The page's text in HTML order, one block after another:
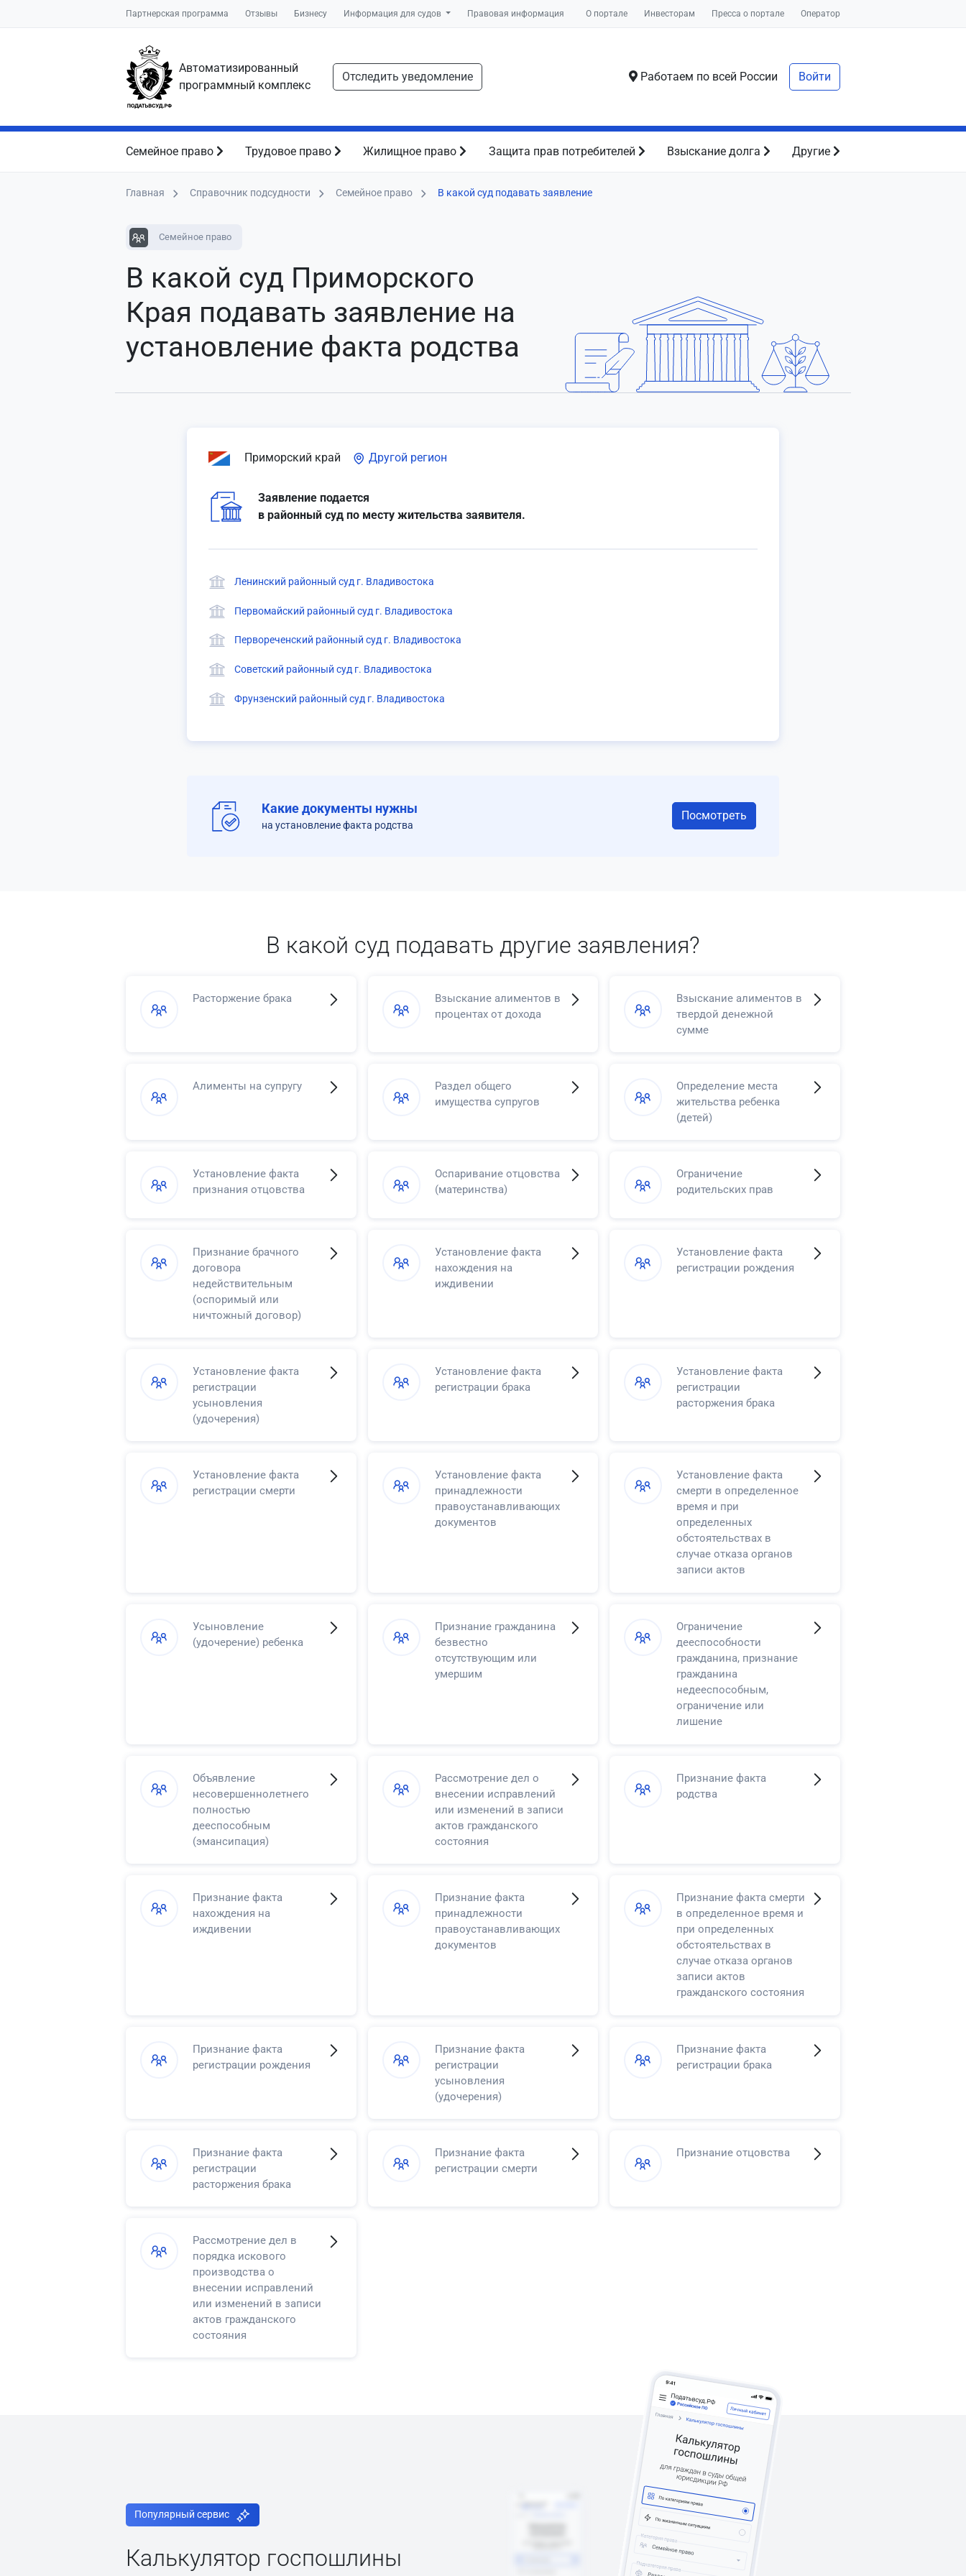
Партнерская программа Отзывы Бизнесу Информация для судов Правовая информация О портале Инвесторам Пресса о портале Оператор
Автоматизированный
программный комплекс
Отследить уведомление Работаем по всей России Войти
Семейное право Трудовое право Жилищное право Защита прав потребителей Взыскание долга Другие
Главная Справочник подсудности Семейное право В какой суд подавать заявление
Семейное право
В какой суд Приморского
Края подавать заявление на
установление факта родства
Приморский край Другой регион
Заявление подается
в районный суд по месту жительства заявителя.
Ленинский районный суд г. Владивостока
Первомайский районный суд г. Владивостока
Первореченский районный суд г. Владивостока
Советский районный суд г. Владивостока
Фрунзенский районный суд г. Владивостока
Какие документы нужны
на установление факта родства
Посмотреть
В какой суд подавать другие заявления?
Расторжение брака
Взыскание алиментов в
процентах от дохода
Взыскание алиментов в
твердой денежной
сумме
Алименты на супругу
Раздел общего
имущества супругов
Определение места
жительства ребенка
(детей)
Установление факта
признания отцовства
Оспаривание отцовства
(материнства)
Ограничение
родительских прав
Признание брачного
договора
недействительным
(оспоримый или
ничтожный договор)
Установление факта
нахождения на
иждивении
Установление факта
регистрации рождения
Установление факта
регистрации
усыновления
(удочерения)
Установление факта
регистрации брака
Установление факта
регистрации
расторжения брака
Установление факта
регистрации смерти
Установление факта
принадлежности
правоустанавливающих
документов
Установление факта
смерти в определенное
время и при
определенных
обстоятельствах в
случае отказа органов
записи актов
Усыновление
(удочерение) ребенка
Признание гражданина
безвестно
отсутствующим или
умершим
Ограничение
дееспособности
гражданина, признание
гражданина
недееспособным,
ограничение или
лишение
восемнадцати лет права
самостоятельно
Объявление
несовершеннолетнего
полностью
дееспособным
(эмансипация)
Рассмотрение дел о
внесении исправлений
или изменений в записи
актов гражданского
состояния
Признание факта
родства
Признание факта
нахождения на
иждивении
Признание факта
принадлежности
правоустанавливающих
документов
Признание факта смерти
в определенное время и
при определенных
обстоятельствах в
случае отказа органов
записи актов
гражданского состояния
Признание факта
регистрации рождения
Признание факта
регистрации
усыновления
(удочерения)
Признание факта
регистрации брака
Признание факта
регистрации
расторжения брака
Признание факта
регистрации смерти
Признание отцовства
Рассмотрение дел в
порядка искового
производства о
внесении исправлений
или изменений в записи
актов гражданского
состояния
Популярный сервис
Калькулятор госпошлины